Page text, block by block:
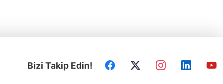
Bizi Takip Edin!